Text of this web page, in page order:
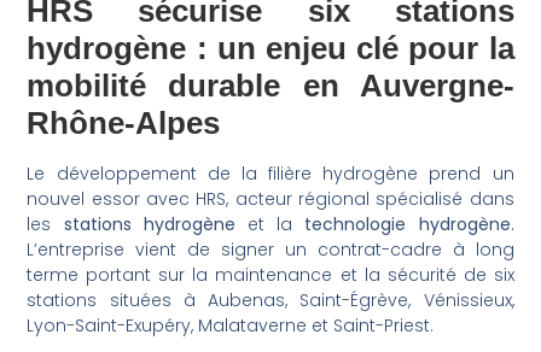
HRS sécurise six stations
hydrogène : un enjeu clé pour la
mobilité durable en Auvergne-
Rhône-Alpes
Le développement de la filière hydrogène prend un
nouvel essor avec HRS, acteur régional spécialisé dans
les stations hydrogène et la technologie hydrogène.
L’entreprise vient de signer un contrat-cadre à long
terme portant sur la maintenance et la sécurité de six
stations situées à Aubenas, Saint-Égrève, Vénissieux,
Lyon-Saint-Exupéry, Malataverne et Saint-Priest.